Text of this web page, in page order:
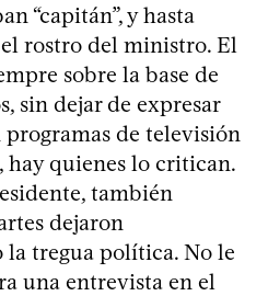
“capitán”, y hasta
rostro del ministro. El
sobre la base de
sin dejar de expresar
programas de televisión
hay quienes lo critican.
también
dejaron
tregua política. No le
una entrevista en el